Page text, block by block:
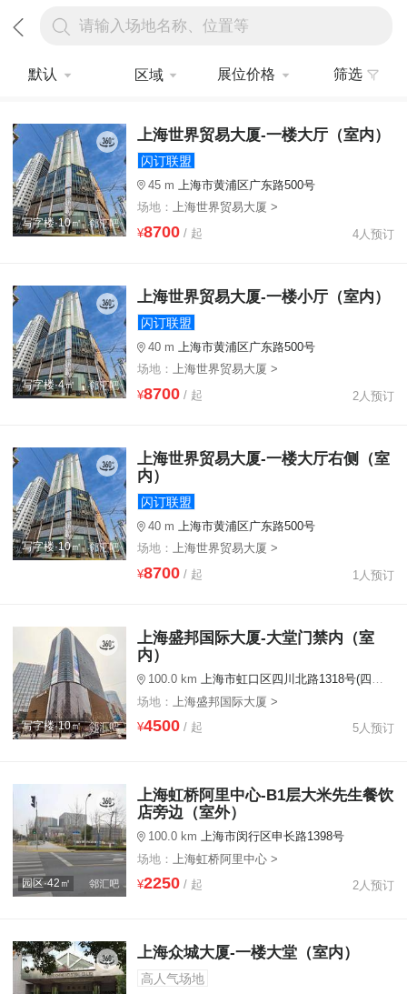
请输入场地名称、位置等
默认 区域 展位价格 筛选
写字楼·10㎡
上海世界贸易大厦-一楼大厅（室内）
闪订联盟
45 m
上海市黄浦区广东路500号
场地： 上海世界贸易大厦 >
¥8700/ 起 4人预订
写字楼·4㎡
上海世界贸易大厦-一楼小厅（室内）
闪订联盟
40 m
上海市黄浦区广东路500号
场地： 上海世界贸易大厦 >
¥8700/ 起 2人预订
写字楼·10㎡
上海世界贸易大厦-一楼大厅右侧（室
内）
闪订联盟
40 m
上海市黄浦区广东路500号
场地： 上海世界贸易大厦 >
¥8700/ 起 1人预订
写字楼·10㎡
上海盛邦国际大厦-大堂门禁内（室
内）
100.0 km 上海市虹口区四川北路1318号(四川北路地铁站2号口旁)
场地：
上海盛邦国际大厦 >
¥4500/ 起 5人预订
园区·42㎡
上海虹桥阿里中心-B1层大米先生餐饮
店旁边（室外）
100.0 km 上海市闵行区申长路1398号
场地：
上海虹桥阿里中心 >
¥2250/ 起 2人预订
上海众城大厦-一楼大堂（室内）
高人气场地